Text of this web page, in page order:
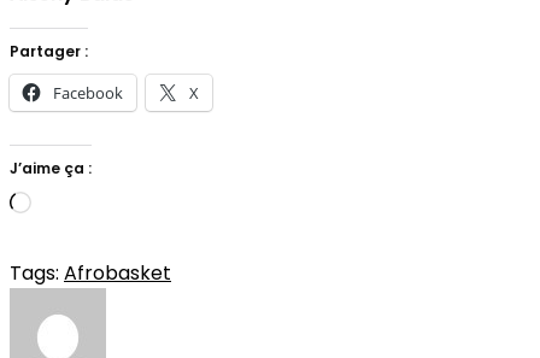
Partager :
Facebook X
J’aime ça :
Chargement…
Tags: Afrobasket